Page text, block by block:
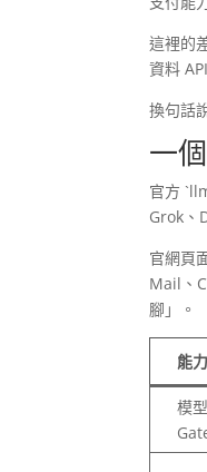
這裡的
資料
換句話
一
官方
Grok、
官網頁
Mail、
腳」。
能
模型